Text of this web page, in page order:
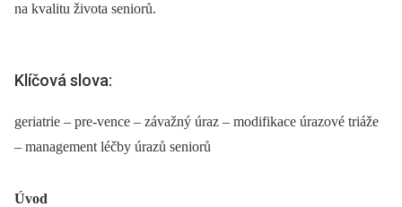
na kvalitu života seniorů.
Klíčová slova:
geriatrie – pre-vence – závažný úraz – modifikace úrazové triáže
– management léčby úrazů seniorů
Úvod